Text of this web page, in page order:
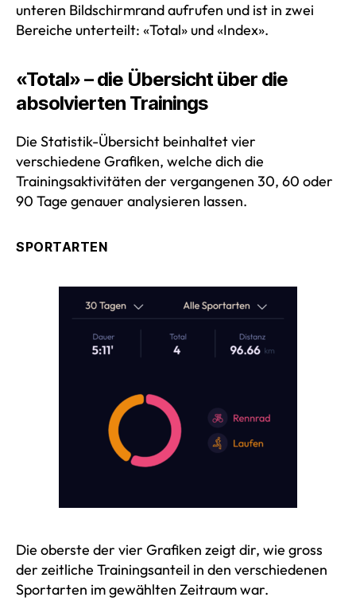
unteren Bildschirmrand aufrufen und ist in zwei
Bereiche unterteilt: «Total» und «Index».
«Total» – die Übersicht über die
absolvierten Trainings
Die Statistik-Übersicht beinhaltet vier
verschiedene Grafiken, welche dich die
Trainingsaktivitäten der vergangenen 30, 60 oder
90 Tage genauer analysieren lassen.
SPORTARTEN
Die oberste der vier Grafiken zeigt dir, wie gross
der zeitliche Trainingsanteil in den verschiedenen
Sportarten im gewählten Zeitraum war.